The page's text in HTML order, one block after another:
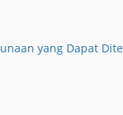
yang Dapat